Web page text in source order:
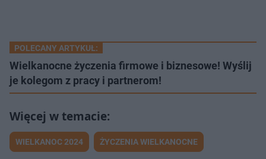
POLECANY ARTYKUŁ:
Wielkanocne życzenia firmowe i biznesowe! Wyślij
je kolegom z pracy i partnerom!
WIELKANOC 2024 ŻYCZENIA WIELKANOCNE